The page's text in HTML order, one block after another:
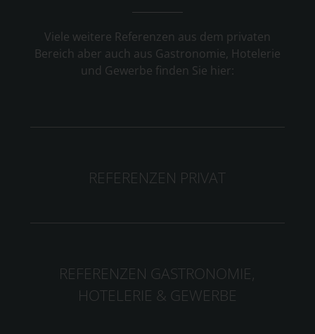
Viele weitere Referenzen aus dem privaten
Bereich aber auch aus Gastronomie, Hotelerie
und Gewerbe finden Sie hier:
REFERENZEN PRIVAT
REFERENZEN GASTRONOMIE,
HOTELERIE & GEWERBE